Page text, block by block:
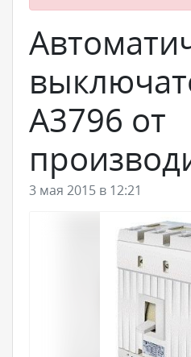
А3796 от
3 мая 2015 в 12:21